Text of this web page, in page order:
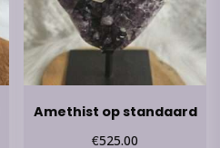
Amethist op standaard
€525.00